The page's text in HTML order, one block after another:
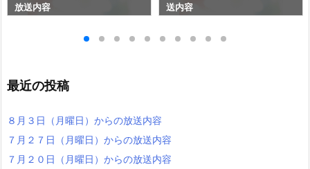
放送内容
送内容
最近の投稿
８月３日（月曜日）からの放送内容
７月２７日（月曜日）からの放送内容
７月２０日（月曜日）からの放送内容